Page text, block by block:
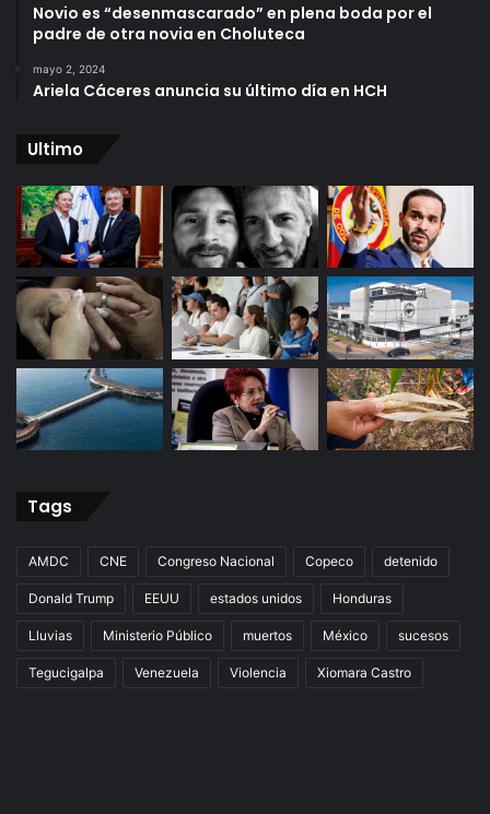
Novio es “desenmascarado” en plena boda por el
padre de otra novia en Choluteca
mayo 2, 2024
Ariela Cáceres anuncia su último día en HCH
Ultimo
Tags
AMDC CNE Congreso Nacional Copeco detenido
Donald Trump EEUU estados unidos Honduras
Lluvias Ministerio Público muertos México sucesos
Tegucigalpa Venezuela Violencia Xiomara Castro